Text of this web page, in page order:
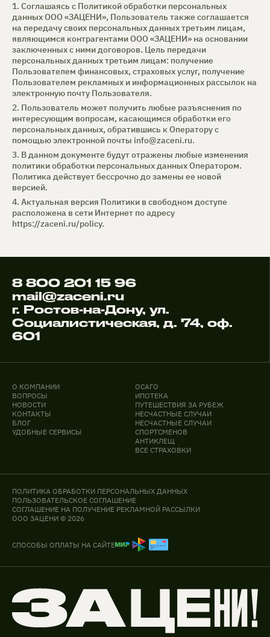
1. Соглашаясь с Политикой обработки персональных
данных ООО «ЗАЦЕНИ», Пользователь также соглашается
на передачу своих персональных данных третьим лицам,
являющимся контрагентами ООО «ЗАЦЕНИ» на основании
заключенных с ними договоров. Цель передачи
персональных данных третьим лицам: получение
Пользователем финансовых, страховых услуг, получение
Пользователем рекламных и информационных рассылок на
электронную почту Пользователя.
2. Пользователь может получить любые разъяснения по
интересующим вопросам, касающимся обработки его
персональных данных, обратившись к Оператору с
помощью электронной почты info@zaceni.ru.
3. В данном документе будут отражены любые изменения
политики обработки персональных данных Оператором.
Политика действует бессрочно до замены ее новой
версией.
4. Актуальная версия Политики в свободном доступе
расположена в сети Интернет по адресу
https://zaceni.ru/policy.
8 800 201 15 96
mail@zaceni.ru
г. Ростов-на-Дону, ул.
Социалистическая, д. 74, оф.
601
О КОМПАНИИ
ВОПРОСЫ
НОВОСТИ
КОНТАКТЫ
БЛОГ
УДОБНЫЕ СЕРВИСЫ
ОСАГО
ИПОТЕКА
ПУТЕШЕСТВИЯ ЗА РУБЕЖ
НЕСЧАСТНЫЕ СЛУЧАИ
НЕСЧАСТНЫЕ СЛУЧАИ
СПОРТСМЕНОВ
АНТИКЛЕЩ
ВСЕ СТРАХОВКИ
ПОЛИТИКА ОБРАБОТКИ ПЕРСОНАЛЬНЫХ ДАННЫХ
ПОЛЬЗОВАТЕЛЬСКОЕ СОГЛАШЕНИЕ
СОГЛАШЕНИЕ НА ПОЛУЧЕНИЕ РЕКЛАМНОЙ РАССЫЛКИ
ООО ЗАЦЕНИ © 2026
СПОСОБЫ ОПЛАТЫ НА САЙТЕ